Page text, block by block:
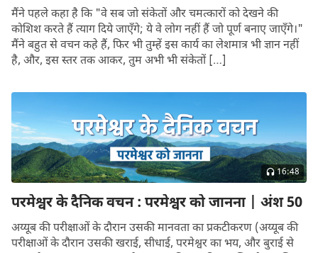
मैंने पहले कहा है कि "वे सब जो संकेतों और चमत्कारों को देखने की
कोशिश करते हैं त्याग दिये जाएँगे; ये वे लोग नहीं हैं जो पूर्ण बनाए जाएँगे।"
मैंने बहुत से वचन कहे हैं, फिर भी तुम्हें इस कार्य का लेशमात्र भी ज्ञान नहीं
है, और, इस स्तर तक आकर, तुम अभी भी संकेतों […]
16:48
परमेश्वर के दैनिक वचन : परमेश्वर को जानना | अंश 50
अय्यूब की परीक्षाओं के दौरान उसकी मानवता का प्रकटीकरण (अय्यूब की
परीक्षाओं के दौरान उसकी खराई, सीधाई, परमेश्वर का भय, और बुराई से